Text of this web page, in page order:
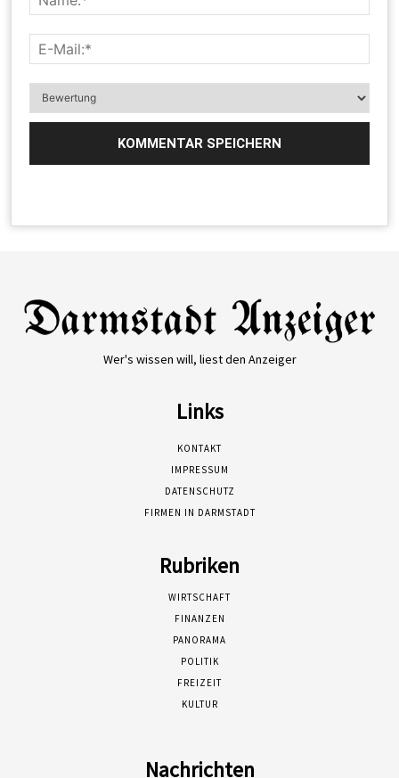
Wer's wissen will, liest den Anzeiger
Links
KONTAKT
IMPRESSUM
DATENSCHUTZ
FIRMEN IN DARMSTADT
Rubriken
WIRTSCHAFT
FINANZEN
PANORAMA
POLITIK
FREIZEIT
KULTUR
Nachrichten